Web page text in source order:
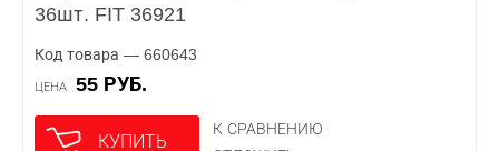
36шт. FIT 36921
Код товара — 660643
ЦЕНА 55 РУБ.
КУПИТЬ
К СРАВНЕНИЮ